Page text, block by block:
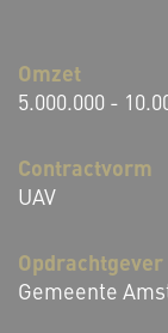
Omzet
5.000.000 -
Contractvorm
UAV
Opdrachtgever
Gemeente